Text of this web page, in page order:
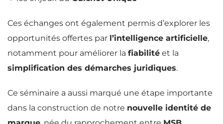
Ces échanges ont également permis d’explorer les
opportunités offertes par l’intelligence artificielle,
notamment pour améliorer la fiabilité et la
simplification des démarches juridiques.
Ce séminaire a aussi marqué une étape importante
dans la construction de notre nouvelle identité de